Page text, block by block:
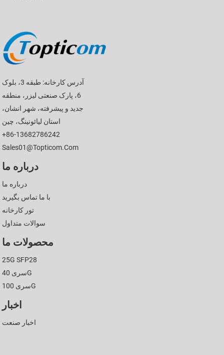
آدرس کارخانه: طبقه 3، بلوک
6، پارک صنعتی لیزر، منطقه
جدید و پیشرفته، شهر انشان،
استان لیائونینگ، چین
+86-13682786242
Sales01@topticom.com
درباره ما
درباره ما
با ما تماس بگیرید
تور کارخانه
سوالات متداول
محصولات ما
25G SFP28
سری 40G
سری 100G
اخبار
اخبار صنعت